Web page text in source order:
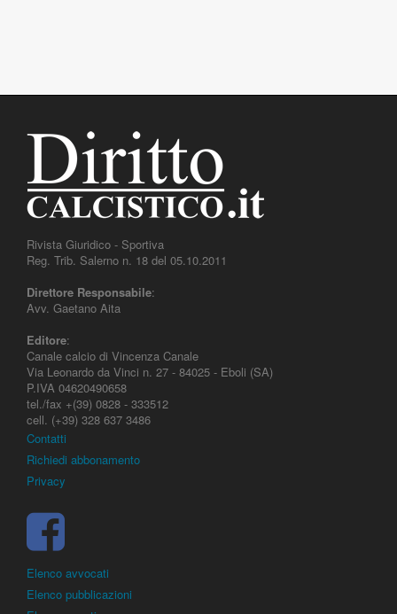
Rivista Giuridico - Sportiva
Reg. Trib. Salerno n. 18 del 05.10.2011
Direttore Responsabile:
Avv. Gaetano Aita
Editore:
Canale calcio di Vincenza Canale
Via Leonardo da Vinci n. 27 - 84025 - Eboli (SA)
P.IVA 04620490658
tel./fax +(39) 0828 - 333512
cell. (+39) 328 637 3486
Contatti
Richiedi abbonamento
Privacy
Elenco avvocati
Elenco pubblicazioni